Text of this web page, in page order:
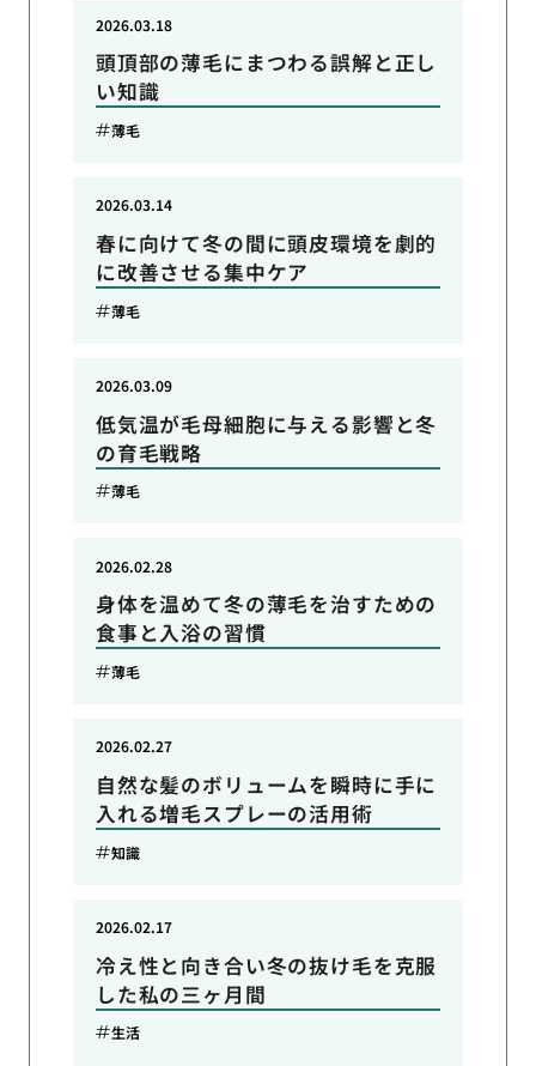
頭頂部の薄毛にまつわる誤解と正し
い知識
2026.03.18
薄毛
春に向けて冬の間に頭皮環境を劇的
に改善させる集中ケア
2026.03.14
薄毛
低気温が毛母細胞に与える影響と冬
の育毛戦略
2026.03.09
薄毛
身体を温めて冬の薄毛を治すための
食事と入浴の習慣
2026.02.28
薄毛
自然な髪のボリュームを瞬時に手に
入れる増毛スプレーの活用術
2026.02.27
知識
冷え性と向き合い冬の抜け毛を克服
した私の三ヶ月間
2026.02.17
生活